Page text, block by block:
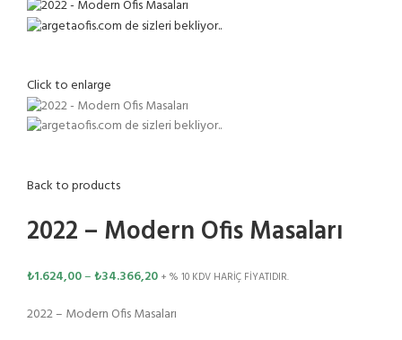
Click to enlarge
Back to products
2022 – Modern Ofis Masaları
₺1.624,00–₺34.366,20 + % 10 KDV HARİÇ FİYATIDIR.
2022 – Modern Ofis Masaları